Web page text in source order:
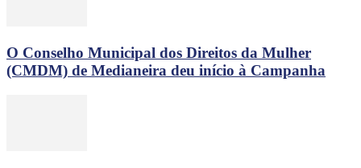
O Conselho Municipal dos Direitos da Mulher
(CMDM) de Medianeira deu início à Campanha